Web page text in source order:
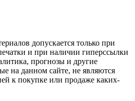
допускается только при
и при наличии гиперссылки
прогнозы и другие
на данном сайте, не являются
к покупке или продаже каких-